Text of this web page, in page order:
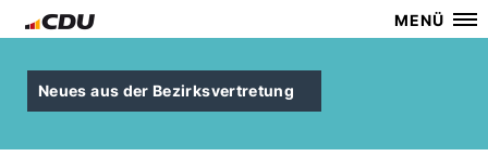
MENÜ
Neues aus der Bezirksvertretung